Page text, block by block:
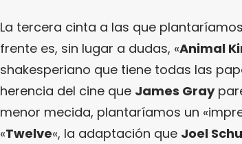
La tercera cinta a las que
frente es, sin lugar a dudas, «Animal
shakesperiano que tiene todas las
herencia del cine que James Gray
menor mecida, plantaríamos un
«Twelve«, la adaptación que Joel